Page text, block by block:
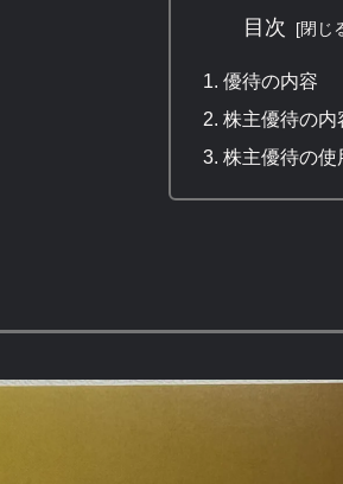
目次
優待の内容
株主優待の内
株主優待の使